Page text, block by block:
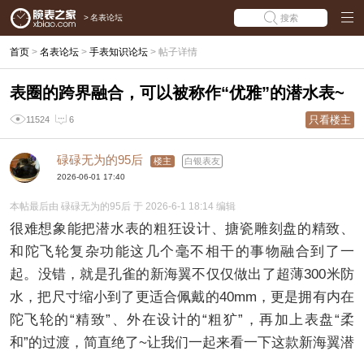
> 名表论坛 搜索
首页 > 名表论坛 > 手表知识论坛 > 帖子详情
表圈的跨界融合，可以被称作“优雅”的潜水表~
11524 6 只看楼主
碌碌无为的95后 楼主 白银表友
2026-06-01 17:40
本帖最后由 碌碌无为的95后 于 2026-6-1 18:14 编辑
很难想象能把潜水表的粗狂设计、搪瓷雕刻盘的精致、
和陀飞轮复杂功能这几个毫不相干的事物融合到了一
起。没错，就是孔雀的新海翼不仅仅做出了超薄300米防
水，把尺寸缩小到了更适合佩戴的40mm，更是拥有内在
陀飞轮的“精致”、外在设计的“粗犷”，再加上表盘“柔
和”的过渡，简直绝了~让我们一起来看一下这款新海翼潜